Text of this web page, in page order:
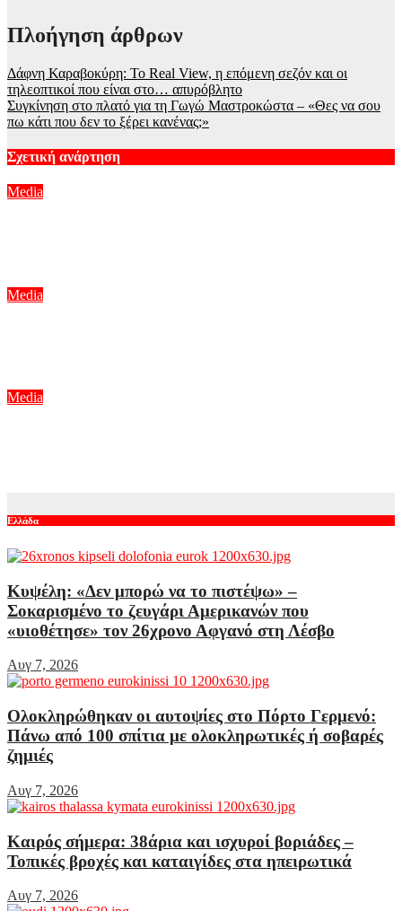
Πλοήγηση άρθρων
Δάφνη Καραβοκύρη: Το Real View, η επόμενη σεζόν και οι
τηλεοπτικοί που είναι στο… απυρόβλητο
Συγκίνηση στο πλατό για τη Γωγώ Μαστροκώστα – «Θες να σου
πω κάτι που δεν το ξέρει κανένας;»
Σχετική ανάρτηση
Media
Media
Media
Ελλάδα
Κυψέλη: «Δεν μπορώ να το πιστέψω» –
Σοκαρισμένο το ζευγάρι Αμερικανών που
«υιοθέτησε» τον 26χρονο Αφγανό στη Λέσβο
Αυγ 7, 2026
Ολοκληρώθηκαν οι αυτοψίες στο Πόρτο Γερμενό:
Πάνω από 100 σπίτια με ολοκληρωτικές ή σοβαρές
ζημιές
Αυγ 7, 2026
Καιρός σήμερα: 38άρια και ισχυροί βοριάδες –
Τοπικές βροχές και καταιγίδες στα ηπειρωτικά
Αυγ 7, 2026